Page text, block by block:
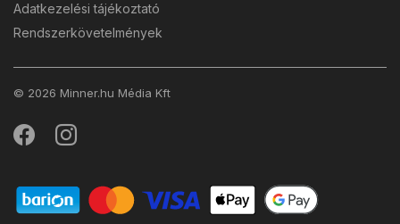
Adatkezelési tájékoztató
Rendszerkövetelmények
© 2026 Minner.hu Média Kft